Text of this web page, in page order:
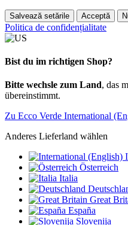
Salvează setările Acceptă
Politica de confidențialitate
Bist du im richtigen Shop?
Bitte wechsle zum Land, das
übereinstimmt.
Zu Ecco Verde International
Anderes Lieferland wählen
Österreich
Italia
Great
España
Slovenija